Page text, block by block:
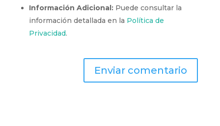
Información Adicional:Puede consultar la
información detallada en la Política de
Privacidad.